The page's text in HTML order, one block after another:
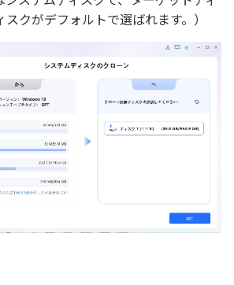
クがデフォルトで選ばれます。）